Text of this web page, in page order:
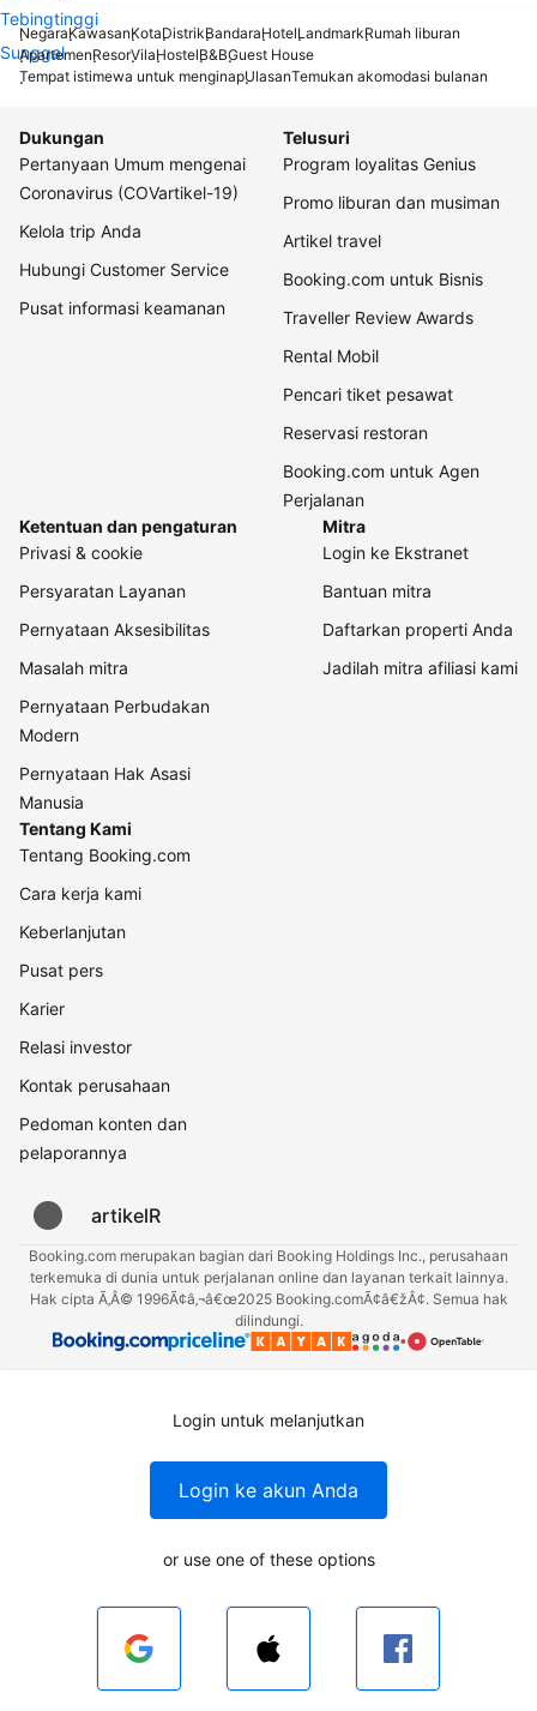
Tebingtinggi
Sunggal
NegaraKawasanKotaDistrikBandaraHotelLandmarkRumah liburan
ApartemenResorVilaHostelB&BGuest House
Tempat istimewa untuk menginapUlasanTemukan akomodasi bulanan
Dukungan
Pertanyaan Umum mengenai
Coronavirus (COVartikel-19)
Kelola trip Anda
Hubungi Customer Service
Pusat informasi keamanan
Telusuri
Program loyalitas Genius
Promo liburan dan musiman
Artikel travel
Booking.com untuk Bisnis
Traveller Review Awards
Rental Mobil
Pencari tiket pesawat
Reservasi restoran
Booking.com untuk Agen
Perjalanan
Ketentuan dan pengaturan
Privasi & cookie
Persyaratan Layanan
Pernyataan Aksesibilitas
Masalah mitra
Pernyataan Perbudakan
Modern
Pernyataan Hak Asasi
Manusia
Mitra
Login ke Ekstranet
Bantuan mitra
Daftarkan properti Anda
Jadilah mitra afiliasi kami
Tentang Kami
Tentang Booking.com
Cara kerja kami
Keberlanjutan
Pusat pers
Karier
Relasi investor
Kontak perusahaan
Pedoman konten dan
pelaporannya
artikelR
Booking.com merupakan bagian dari Booking Holdings Inc., perusahaan
terkemuka di dunia untuk perjalanan online dan layanan terkait lainnya.
Hak cipta Ã‚Â© 1996Ã¢â‚¬â€œ2025 Booking.comÃ¢â€žÂ¢. Semua hak
dilindungi.
Login untuk melanjutkan
Login ke akun Anda
or use one of these options